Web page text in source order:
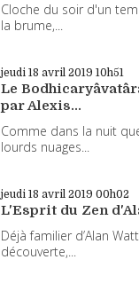
Cloche du soir d'un
la brume,...
jeudi 18 avril 2019 10h51
Le
par Alexis...
Comme dans la nuit
lourds nuages...
jeudi 18 avril 2019 00h02
L'Esprit du Zen
Déjà familier d’Alan
découverte,...